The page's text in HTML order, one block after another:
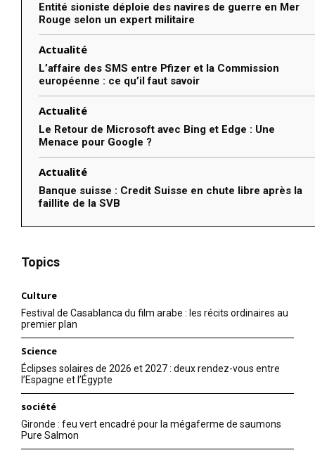
Entité sioniste déploie des navires de guerre en Mer
Rouge selon un expert militaire
Actualité
L’affaire des SMS entre Pfizer et la Commission
européenne : ce qu’il faut savoir
Actualité
Le Retour de Microsoft avec Bing et Edge : Une
Menace pour Google ?
Actualité
Banque suisse : Credit Suisse en chute libre après la
faillite de la SVB
Topics
Culture
Festival de Casablanca du film arabe : les récits ordinaires au
premier plan
Science
Éclipses solaires de 2026 et 2027 : deux rendez-vous entre
l’Espagne et l’Égypte
société
Gironde : feu vert encadré pour la mégaferme de saumons
Pure Salmon